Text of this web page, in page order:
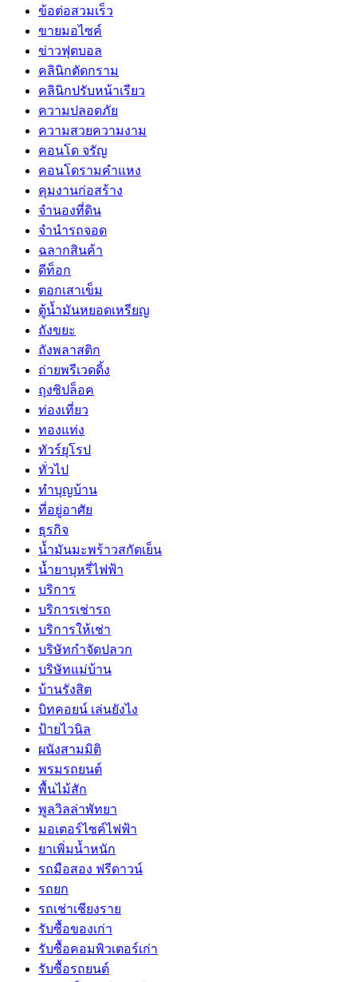
ข้อต่อสวมเร็ว
ขายมอไซค์
ข่าวฟุตบอล
คลินิกตัดกราม
คลินิกปรับหน้าเรียว
ความปลอดภัย
ความสวยความงาม
คอนโด จรัญ
คอนโดรามคำแหง
คุมงานก่อสร้าง
จำนองที่ดิน
จำนำรถจอด
ฉลากสินค้า
ดีท็อก
ตอกเสาเข็ม
ตู้น้ำมันหยอดเหรียญ
ถังขยะ
ถังพลาสติก
ถ่ายพรีเวดดิ้ง
ถุงซิปล็อค
ท่องเที่ยว
ทองแท่ง
ทัวร์ยุโรป
ทั่วไป
ทำบุญบ้าน
ที่อยู่อาศัย
ธุรกิจ
น้ำมันมะพร้าวสกัดเย็น
น้ำยาบุหรี่ไฟฟ้า
บริการ
บริการเช่ารถ
บริการให้เช่า
บริษัทกำจัดปลวก
บริษัทแม่บ้าน
บ้านรังสิต
บิทคอยน์ เล่นยังไง
ป้ายไวนิล
ผนังสามมิติ
พรมรถยนต์
พื้นไม้สัก
พูลวิลล่าพัทยา
มอเตอร์ไซค์ไฟฟ้า
ยาเพิ่มน้ำหนัก
รถมือสอง ฟรีดาวน์
รถยก
รถเช่าเชียงราย
รับซื้อของเก่า
รับซื้อคอมพิวเตอร์เก่า
รับซื้อรถยนต์